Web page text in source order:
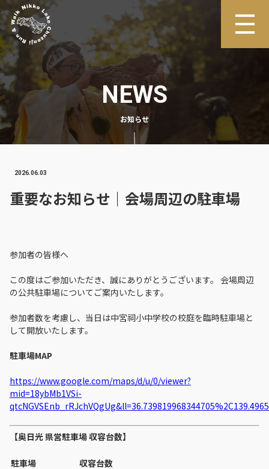
NEWS
お知らせ
2026.06.03
重要なお知らせ｜会場周辺の駐車場
参加者の皆様へ
この度はご参加いただき、誠にありがとうございます。 会場周辺
の公共駐車場についてご案内いたします。
参加者数を考慮し、当日は中宮祠小中学校の校庭を臨時駐車場と
して開放いたします。
駐車場MAP
https://www.google.com/maps/d/u/0/viewer?
mid=18ybMb1VSi-
【奥日光 県営駐車場 収容台数】
駐車場
収容台数